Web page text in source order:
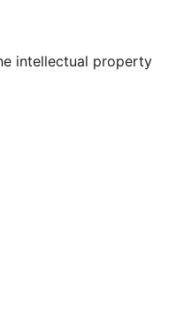
intellectual property